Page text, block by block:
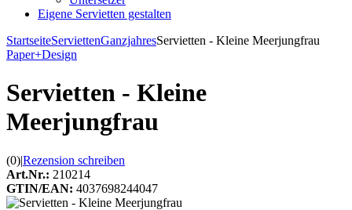
Eigene Servietten gestalten
StartseiteServiettenGanzjahresServietten - Kleine Meerjungfrau
Paper+Design
Servietten - Kleine
Meerjungfrau
(0)|Rezension schreiben
Art.Nr.: 210214
GTIN/EAN: 4037698244047